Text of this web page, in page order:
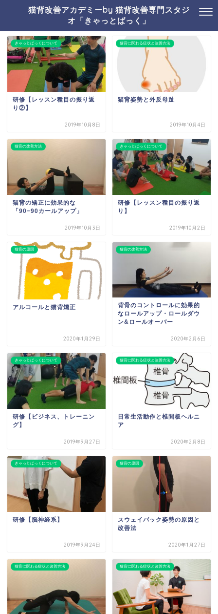
猫背改善アカデミーby 猫背改善専門スタジ
オ「きゃっとばっく」
きゃっとばっくについて
研修【レッスン種目の振り返
り②】
2019年10月8日
猫背に関わる症状と改善方法
猫背姿勢と外反母趾
2019年10月4日
猫背の改善方法
猫背の矯正に効果的な
「90−90カールアップ」
2019年10月3日
きゃっとばっくについて
研修【レッスン種目の振り返
り】
2019年10月2日
猫背の原因
アルコールと猫背矯正
2020年1月29日
猫背の改善方法
背骨のコントロールに効果的
なロールアップ・ロールダウ
ン&ロールオーバー
2020年2月6日
きゃっとばっくについて
研修【ビジネス、トレーニン
グ】
2019年9月27日
猫背に関わる症状と改善方法
日常生活動作と椎間板ヘルニ
ア
2020年2月8日
きゃっとばっくについて
研修【脳神経系】
2019年9月24日
猫背の原因
スウェイバック姿勢の原因と
改善法
2020年1月27日
猫背に関わる症状と改善方法 猫背に関わる症状と改善方法